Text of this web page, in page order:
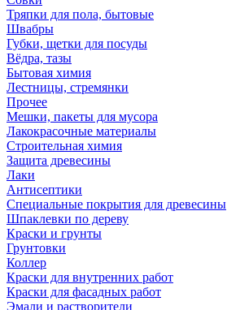
Тряпки для пола, бытовые
Швабры
Губки, щетки для посуды
Вёдра, тазы
Бытовая химия
Лестницы, стремянки
Прочее
Мешки, пакеты для мусора
Лакокрасочные материалы
Строительная химия
Защита древесины
Лаки
Антисептики
Специальные покрытия для древесины
Шпаклевки по дереву
Краски и грунты
Грунтовки
Коллер
Краски для внутренних работ
Краски для фасадных работ
Эмали и растворители